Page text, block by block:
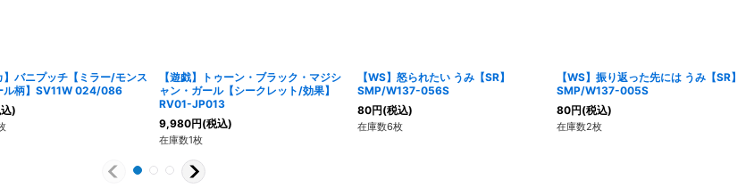
】バニプッチ【ミラー/モンス
ル柄】SV11W 024/086
)
【遊戯】トゥーン・ブラック・マジシ
ャン・ガール【シークレット/効果】
RV01-JP013
9,980円(税込)
在庫数1枚
【WS】怒られたい うみ【SR】
SMP/W137-056S
80円(税込)
在庫数6枚
【WS】振り返った先には うみ【SR】
SMP/W137-005S
80円(税込)
在庫数2枚